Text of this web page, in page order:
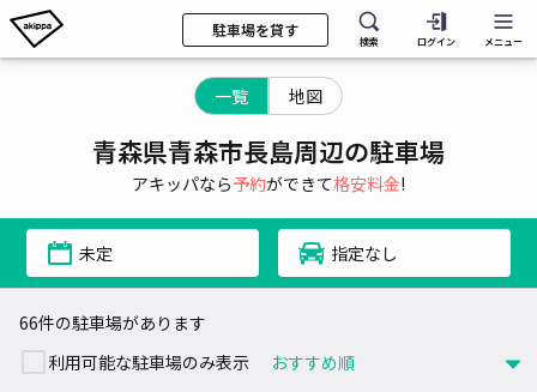
駐車場を貸す
検索 ログイン メニュー
一覧 地図
青森県青森市長島周辺の駐車場
アキッパなら予約ができて格安料金!
未定 指定なし
66件の駐車場があります
利用可能な駐車場のみ表示